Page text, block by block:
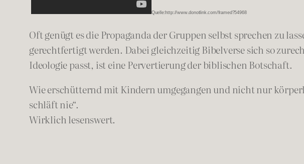
Quelle:http://www.donotlink.com/framed?54968
Oft genügt es die Propaganda der Gruppen selbst sprechen zu
gerechtfertigt werden. Dabei gleichzeitig Bibelverse sich so
Ideologie passt, ist eine Pervertierung der biblischen Botschaft.
Wie erschütternd mit Kindern umgegangen und nicht nur
schläft nie“.
Wirklich lesenswert.